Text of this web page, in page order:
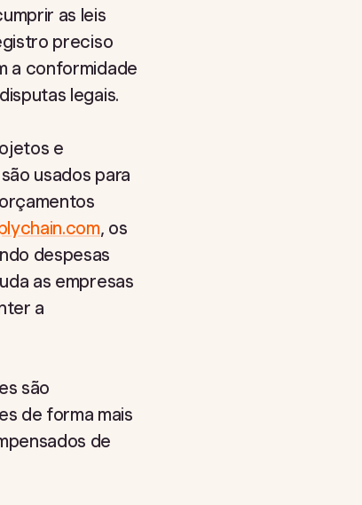
as leis
preciso
a conformidade
legais.
e
usados para
, os
despesas
as empresas
a
são
de forma mais
de